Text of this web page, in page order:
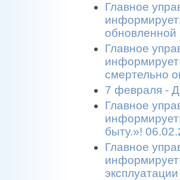
Главное
обновленной
Главное
смертельно
7 февраля -
Главное
быту.»!
Главное